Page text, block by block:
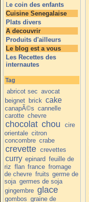
Le coin des enfants
Cuisine Senegalaise
Plats divers
A decouvrir
Produits d'ailleurs
Le blog est a vous
Les Recettes des
internautes
Tag
abricot sec avocat
beignet brick cake
canapÃ©s cannelle
carotte chevre
chocolat chou
cire
orientale citron
concombre crabe
crevette crevettes
curry epinard feuille de
riz flan france fromage
de chevre fruits germe de
soja germes de soja
gingembre glace
gombos graine de